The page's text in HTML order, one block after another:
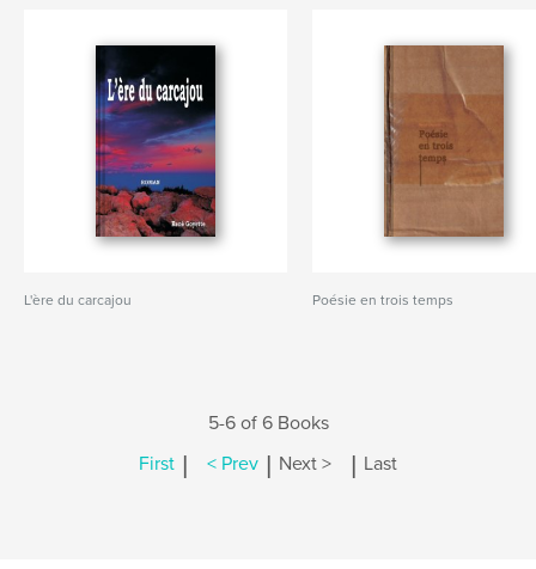
L'ère du carcajou Poésie en trois temps
5-6 of 6 Books
First | < Prev | Next > | Last